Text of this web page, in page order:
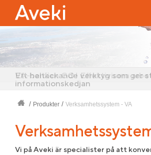
Ett heltäckande verktyg som ger
informationskedjan
VA-banken GO! Effektivisera
/ Produkter / Verksamhetssystem - VA
Vi på Aveki är specialister på att